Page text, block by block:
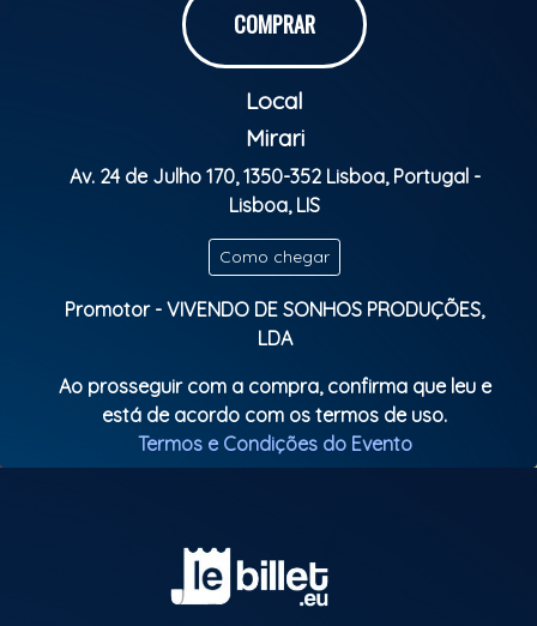
convidados especiais para abrilhantar ainda mais
nossas tardes e noites. E a gente sabe que a melhor
qualidade desse coletivo é a vontade de dividir!
No domingo, dia 9 de fevereiro, é a vez da Escola de
Samba Unidos do Clube das Arroteias, comandada
Agora é com vocês, sambistas! A felicidade está
batendo na porta de vocês. Vamos abrir e
Classificação etária: Livre
COMPRAR
Local
Mirari
Av. 24 de Julho 170, 1350-352 Lisboa, Portugal -
Lisboa, LIS
Como chegar
Promotor - VIVENDO DE SONHOS PRODUÇÕES,
LDA
Ao prosseguir com a compra, confirma que leu e
está de acordo com os termos de uso.
Termos e Condições do Evento